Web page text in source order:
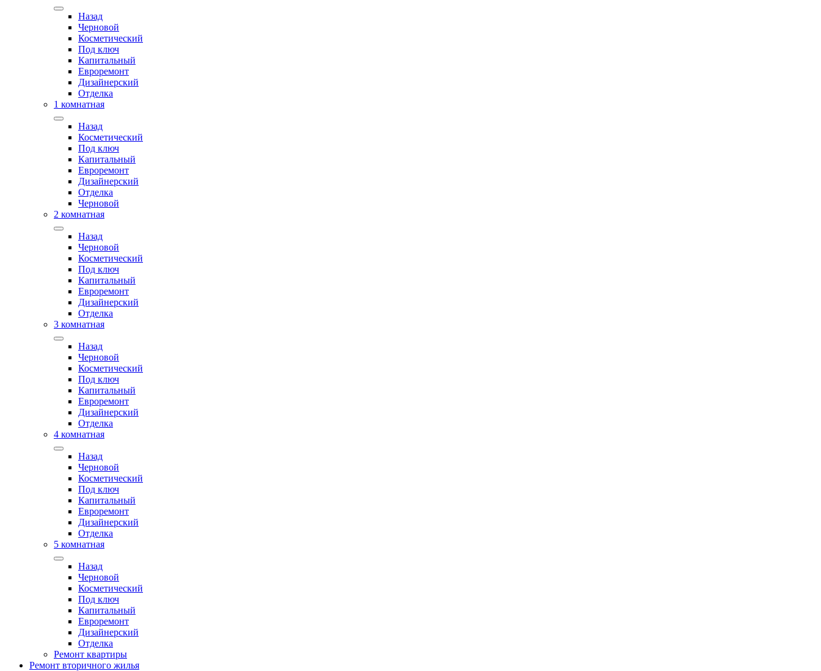
Назад
Черновой
Косметический
Под ключ
Капитальный
Евроремонт
Дизайнерский
Отделка
1 комнатная
Назад
Косметический
Под ключ
Капитальный
Евроремонт
Дизайнерский
Отделка
Черновой
2 комнатная
Назад
Черновой
Косметический
Под ключ
Капитальный
Евроремонт
Дизайнерский
Отделка
3 комнатная
Назад
Черновой
Косметический
Под ключ
Капитальный
Евроремонт
Дизайнерский
Отделка
4 комнатная
Назад
Черновой
Косметический
Под ключ
Капитальный
Евроремонт
Дизайнерский
Отделка
5 комнатная
Назад
Черновой
Косметический
Под ключ
Капитальный
Евроремонт
Дизайнерский
Отделка
Ремонт квартиры
Ремонт вторичного жилья